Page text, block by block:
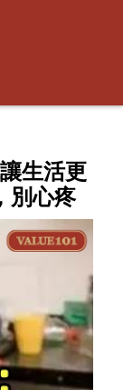
生活更
別心疼